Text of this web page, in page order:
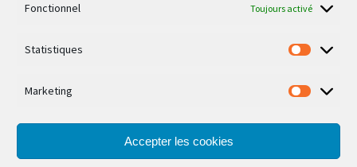
Fonctionnel Toujours activé
Statistiques
Marketing
Accepter les cookies